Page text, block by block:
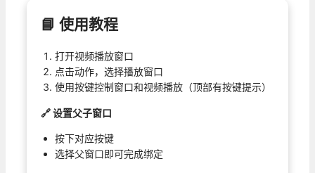
📘 使用教程
打开视频播放窗口
点击动作，选择播放窗口
使用按键控制窗口和视频播放（顶部有按键提示）
🔗 设置父子窗口
按下对应按键
选择父窗口即可完成绑定